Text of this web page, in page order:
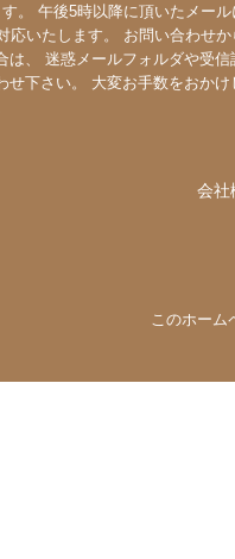
。 午後5時以降に頂いたメール
応いたします。 お問い合わせか
は、 迷惑メールフォルダや受信
せ下さい。 大変お手数をおかけ
会社
このホー